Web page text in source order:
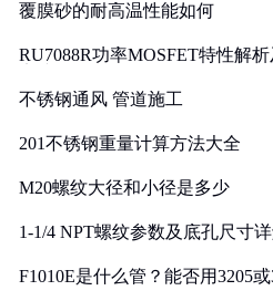
覆膜砂的耐高温性能如何
RU7088R功率MOSFET特性解
不锈钢通风 管道施工
201不锈钢重量计算方法大全
M20螺纹大径和小径是多少
1-1/4 NPT螺纹参数及底孔尺寸
F1010E是什么管？能否用3205